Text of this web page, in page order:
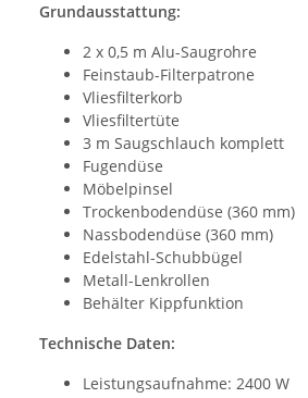
Grundausstattung:
2 x 0,5 m Alu-Saugrohre
Feinstaub-Filterpatrone
Vliesfilterkorb
Vliesfiltertüte
3 m Saugschlauch komplett
Fugendüse
Möbelpinsel
Trockenbodendüse (360 mm)
Nassbodendüse (360 mm)
Edelstahl-Schubbügel
Metall-Lenkrollen
Behälter Kippfunktion
Technische Daten:
Leistungsaufnahme: 2400 W